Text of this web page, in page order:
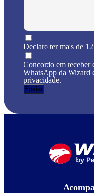
Declaro ter mais de 12
Concordo em receber
WhatsApp da Wizard
privacidade.